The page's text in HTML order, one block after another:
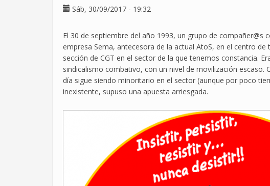
Sáb, 30/09/2017 - 19:32
El 30 de septiembre del año 1993, un grupo de compañer@s
empresa Sema, antecesora de la actual AtoS, en el centro
sección de CGT en el sector de la que tenemos constancia.
sindicalismo combativo, con un nivel de movilización escaso.
día sigue siendo minoritario en el sector (aunque por poco
inexistente, supuso una apuesta arriesgada.